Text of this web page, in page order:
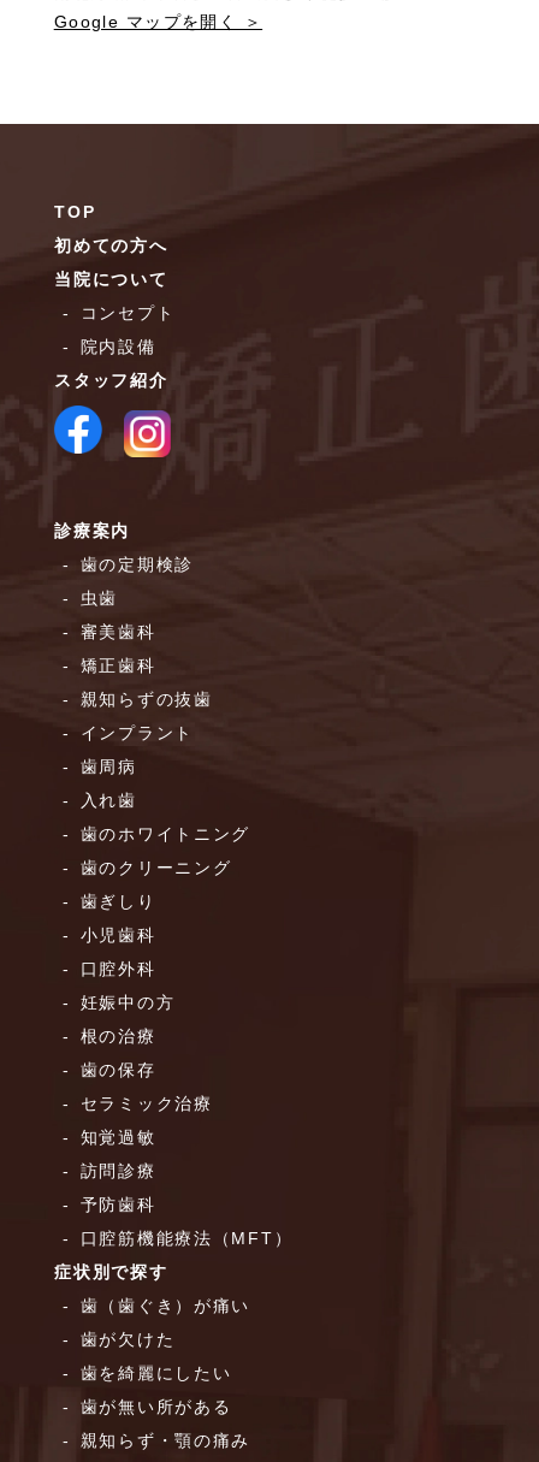
Google マップを開く ＞
TOP
初めての方へ
当院について
コンセプト
院内設備
スタッフ紹介
診療案内
歯の定期検診
虫歯
審美歯科
矯正歯科
親知らずの抜歯
インプラント
歯周病
入れ歯
歯のホワイトニング
歯のクリーニング
歯ぎしり
小児歯科
口腔外科
妊娠中の方
根の治療
歯の保存
セラミック治療
知覚過敏
訪問診療
予防歯科
口腔筋機能療法（MFT）
症状別で探す
歯（歯ぐき）が痛い
歯が欠けた
歯を綺麗にしたい
歯が無い所がある
親知らず・顎の痛み